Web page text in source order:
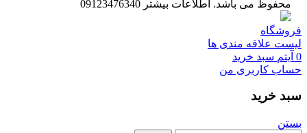
محفوظ می باشد. اطلاعات بیشتر 09123476340
فروشگاه
لیست علاقه مندی ها
0 آیتم سبد خرید
حساب کاربری من
سبد خرید
بستن